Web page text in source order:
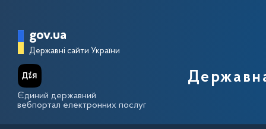
Головна сторінка Державної
gov.ua
Державні сайти України
Єдиний державний
вебпортал електронних послуг